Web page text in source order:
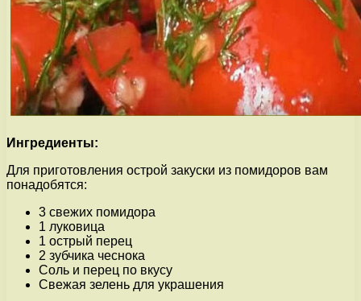
Ингредиенты:
Для приготовления острой закуски из помидоров вам
понадобятся:
3 свежих помидора
1 луковица
1 острый перец
2 зубчика чеснока
Соль и перец по вкусу
Свежая зелень для украшения